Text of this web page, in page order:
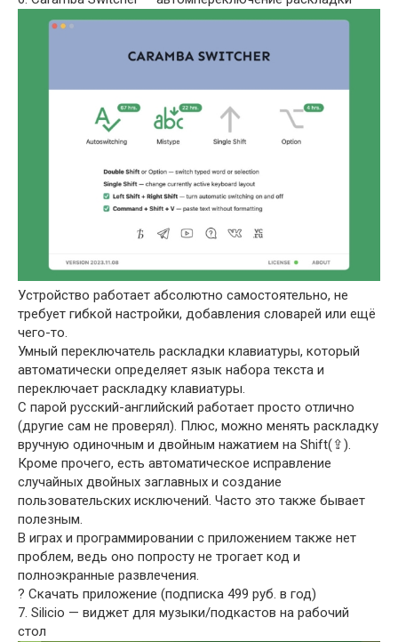
Устройство работает абсолютно самостоятельно, не
требует гибкой настройки, добавления словарей или ещё
чего-то.
Умный переключатель раскладки клавиатуры, который
автоматически определяет язык набора текста и
переключает раскладку клавиатуры.
С парой русский-английский работает просто отлично
(другие сам не проверял). Плюс, можно менять раскладку
вручную одиночным и двойным нажатием на Shift(⇪).
Кроме прочего, есть автоматическое исправление
случайных двойных заглавных и создание
пользовательских исключений. Часто это также бывает
полезным.
В играх и программировании с приложением также нет
проблем, ведь оно попросту не трогает код и
полноэкранные развлечения.
? Скачать приложение (подписка 499 руб. в год)
7. Silicio — виджет для музыки/подкастов на рабочий
стол